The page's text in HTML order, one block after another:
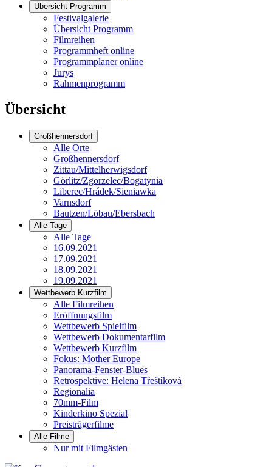
Übersicht Programm
Festivalgalerie
Übersicht Programm
Filmreihen
Programmheft online
Programmplaner online
Jurys
Rahmenprogramm
Übersicht
Großhennersdorf
Alle Orte
Großhennersdorf
Zittau/Mittelherwigsdorf
Görlitz/Zgorzelec/Bogatynia
Liberec/Hrádek/Sieniawka
Varnsdorf
Bautzen/Löbau/Ebersbach
Alle Tage
Alle Tage
16.09.2021
17.09.2021
18.09.2021
19.09.2021
Wettbewerb Kurzfilm
Alle Filmreihen
Eröffnungsfilm
Wettbewerb Spielfilm
Wettbewerb Dokumentarfilm
Wettbewerb Kurzfilm
Fokus: Mother Europe
Panorama-Fenster-Blues
Retrospektive: Helena Třeštíková
Regionalia
70mm-Film
Kinderkino Spezial
Preisträgerfilme
Alle Filme
Nur mit Filmgästen